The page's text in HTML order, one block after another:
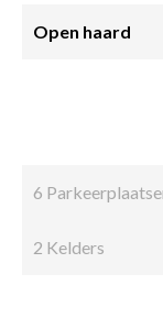
Open haard
6
2 Kelders